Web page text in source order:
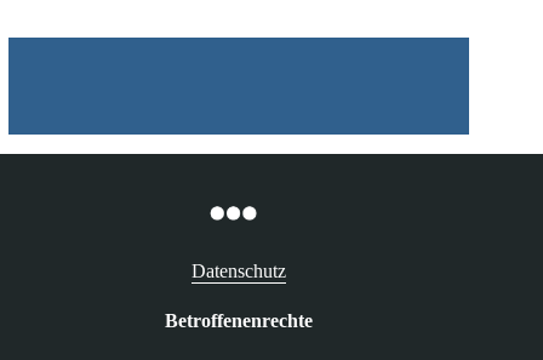
herunter
Datenschutz
Betroffenenrechte